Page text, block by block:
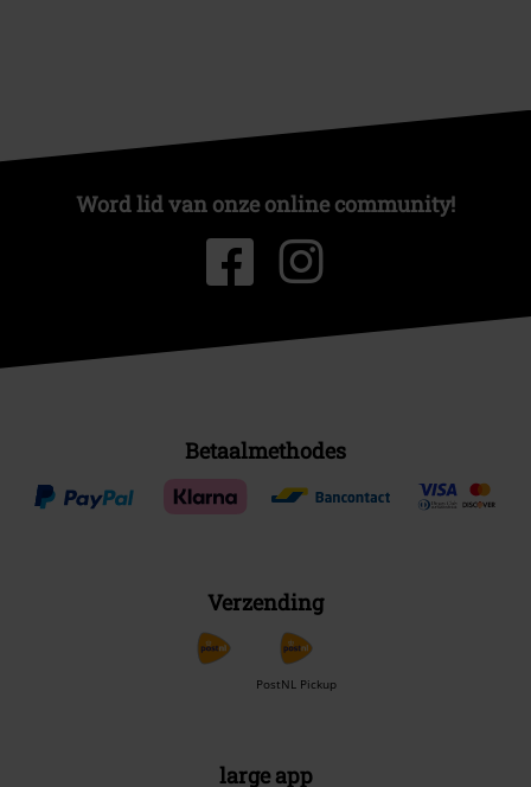
Word lid van onze online community!
Betaalmethodes
Verzending
PostNL Pickup
large app